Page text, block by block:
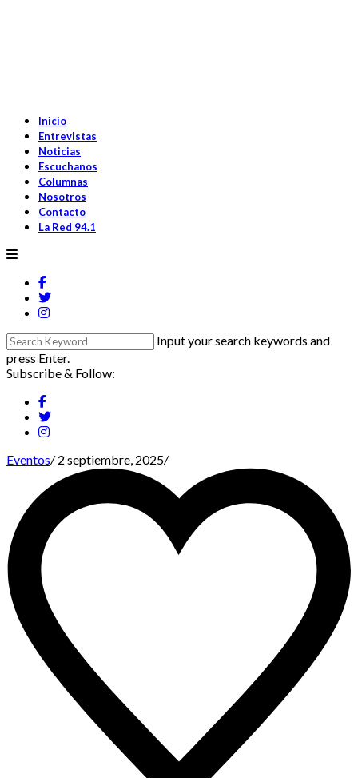
Inicio
Entrevistas
Noticias
Escuchanos
Columnas
Nosotros
Contacto
La Red 94.1
Input your search keywords and
press Enter.
Subscribe & Follow:
Eventos/2 septiembre, 2025/